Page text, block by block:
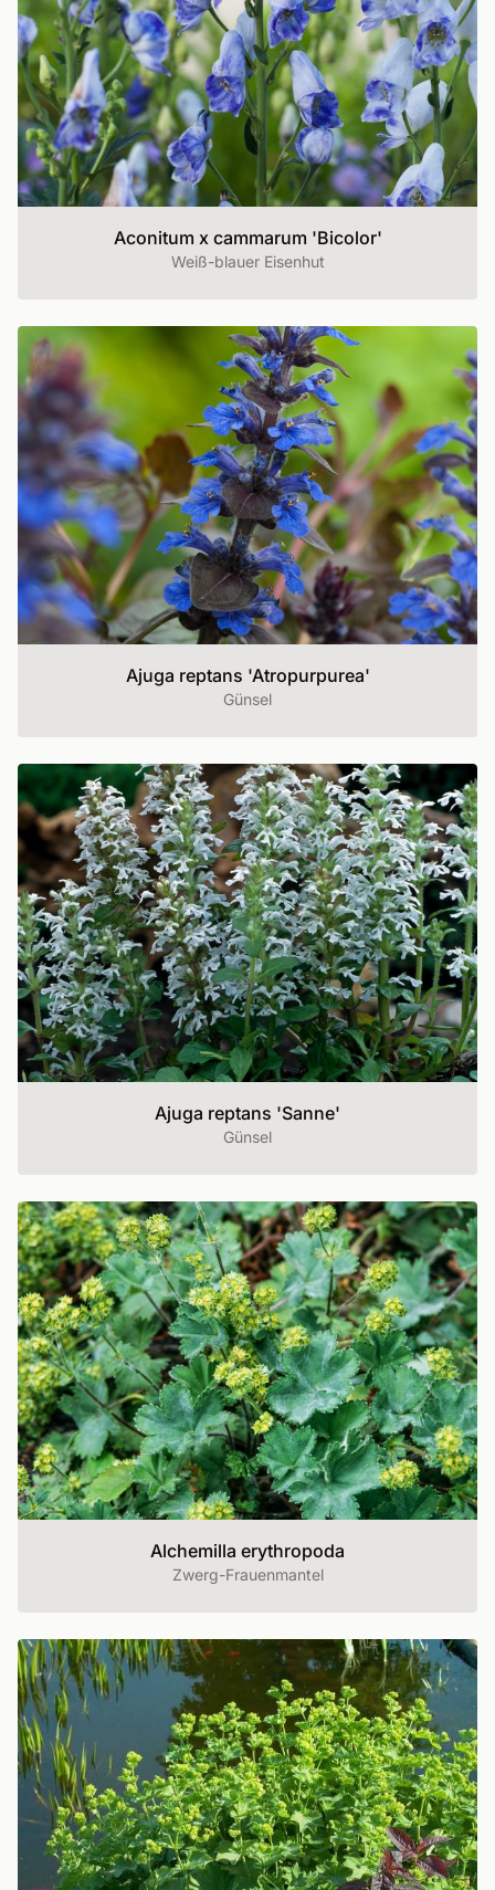
Aconitum x cammarum 'Bicolor'
Weiß-blauer Eisenhut
Ajuga reptans 'Atropurpurea'
Günsel
Ajuga reptans 'Sanne'
Günsel
Alchemilla erythropoda
Zwerg-Frauenmantel